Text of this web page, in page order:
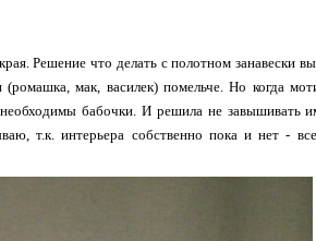
Решение что делать с полотном занавески
мак, василек) помельче. Но когда
бабочки. И решила не завышивать
т.к. интерьера собственно пока и нет - все